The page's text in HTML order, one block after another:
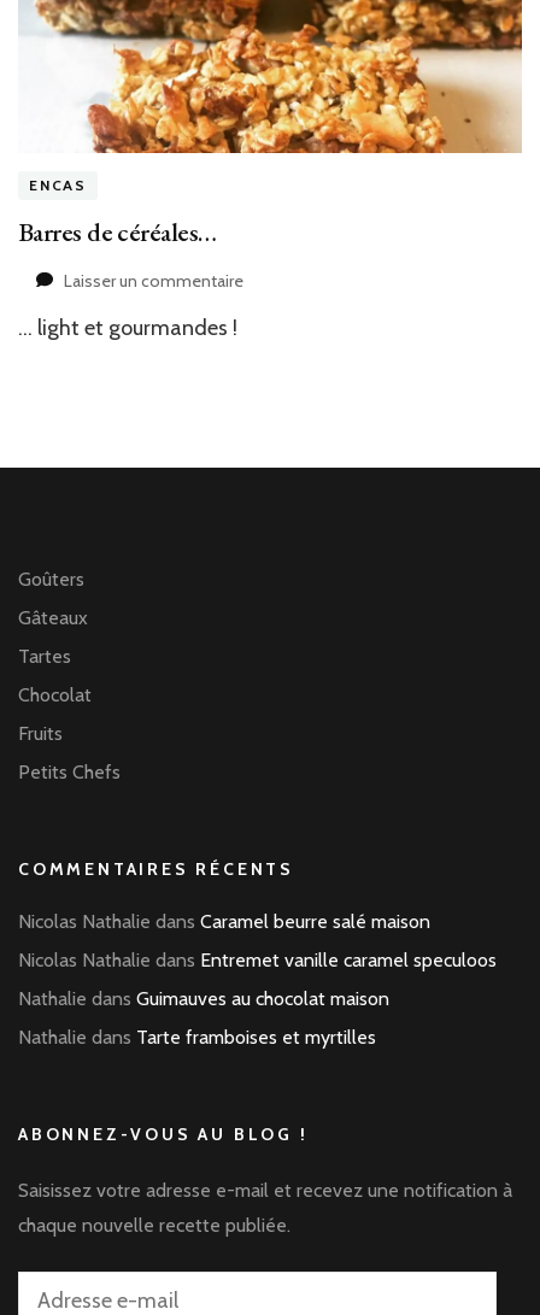
ENCAS
Barres de céréales…
Laisser un commentairesur
… light et gourmandes !
Goûters
Gâteaux
Tartes
Chocolat
Fruits
Petits Chefs
COMMENTAIRES RÉCENTS
Nicolas Nathalie dans Caramel beurre salé maison
Nicolas Nathalie dans Entremet vanille caramel speculoos
Nathalie dans Guimauves au chocolat maison
Nathalie dans Tarte framboises et myrtilles
ABONNEZ-VOUS AU BLOG !
Saisissez votre adresse e-mail et recevez une notification à
chaque nouvelle recette publiée.
Adresse